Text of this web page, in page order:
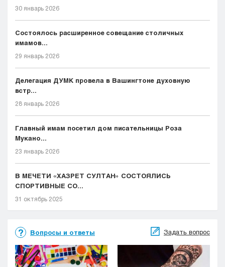
30 январь 2026
Состоялось расширенное совещание столичных
имамов...
29 январь 2026
Делегация ДУМК провела в Вашингтоне духовную
встр...
28 январь 2026
Главный имам посетил дом писательницы Роза
Мукано...
23 январь 2026
В МЕЧЕТИ «ХАЗРЕТ СУЛТАН» СОСТОЯЛИСЬ
СПОРТИВНЫЕ СО...
31 октябрь 2025
Вопросы и ответы Задать вопрос